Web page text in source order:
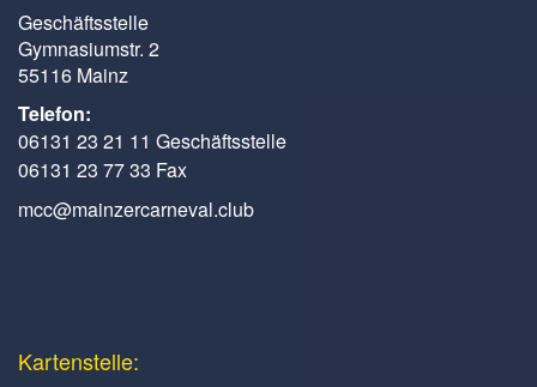
Geschäftsstelle
Gymnasiumstr. 2
55116 Mainz
Telefon:
06131 23 21 11 Geschäftsstelle
06131 23 77 33 Fax
mcc@mainzercarneval.club
Kartenstelle: